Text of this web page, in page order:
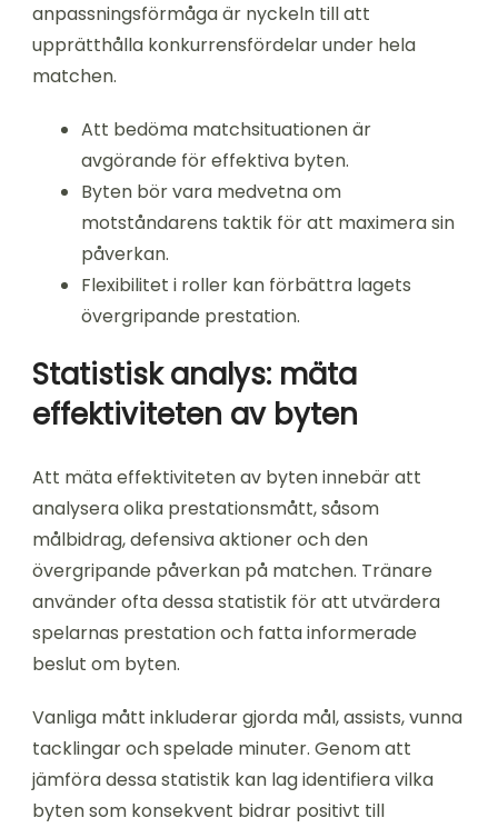
anpassningsförmåga är nyckeln till att
upprätthålla konkurrensfördelar under hela
matchen.
Att bedöma matchsituationen är
avgörande för effektiva byten.
Byten bör vara medvetna om
motståndarens taktik för att maximera sin
påverkan.
Flexibilitet i roller kan förbättra lagets
övergripande prestation.
Statistisk analys: mäta
effektiviteten av byten
Att mäta effektiviteten av byten innebär att
analysera olika prestationsmått, såsom
målbidrag, defensiva aktioner och den
övergripande påverkan på matchen. Tränare
använder ofta dessa statistik för att utvärdera
spelarnas prestation och fatta informerade
beslut om byten.
Vanliga mått inkluderar gjorda mål, assists, vunna
tacklingar och spelade minuter. Genom att
jämföra dessa statistik kan lag identifiera vilka
byten som konsekvent bidrar positivt till